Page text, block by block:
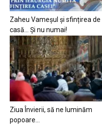
Zaheu Vameșul și sfințirea de
casă… Și nu numai!
Ziua Învierii, să ne luminăm
popoare…